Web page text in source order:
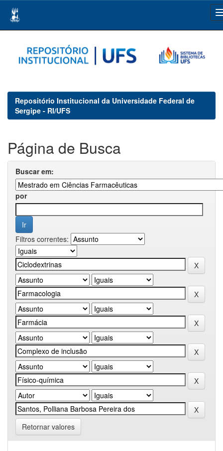
navigation
Repositório Institucional da Universidade Federal de
Sergipe - RI/UFS
Página de Busca
Buscar em:
por
Filtros correntes:
Retornar valores